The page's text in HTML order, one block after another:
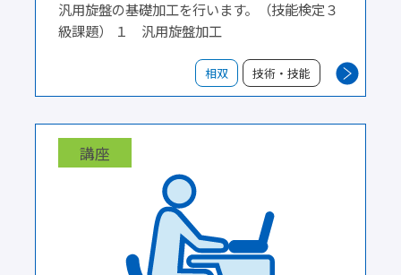
汎用旋盤の基礎加工を行います。（技能検定３
級課題） １ 汎用旋盤加工
相双 技術・技能
講座